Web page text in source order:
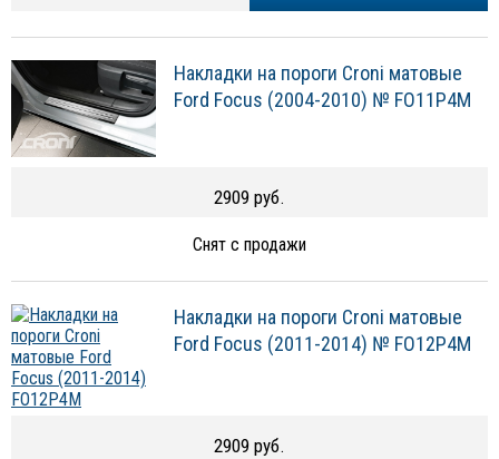
Накладки на пороги Croni матовые
Ford Focus (2004-2010) № FO11P4M
2909 руб.
Снят с продажи
Накладки на пороги Croni матовые
Ford Focus (2011-2014) № FO12P4M
2909 руб.